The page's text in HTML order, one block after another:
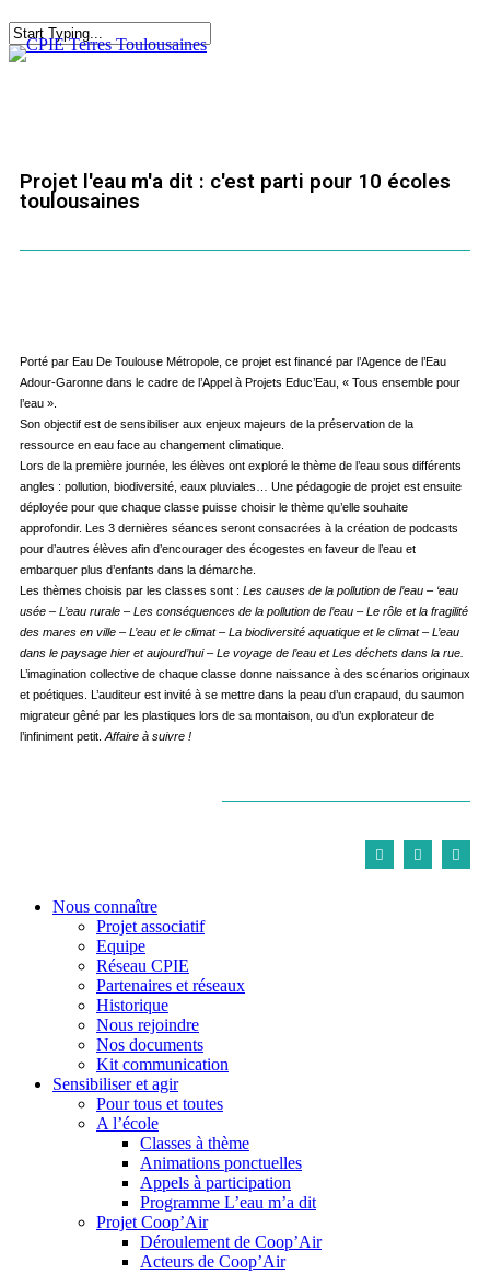
to
main
Projet l'eau m'a dit : c'est parti pour 10 écoles
toulousaines
Porté par Eau De Toulouse Métropole, ce projet est financé par l’Agence de l’Eau
Adour-Garonne dans le cadre de l’Appel à Projets Educ’Eau, « Tous ensemble pour
l’eau ».
Son objectif est de sensibiliser aux enjeux majeurs de la préservation de la
ressource en eau face au changement climatique.
Lors de la première journée, les élèves ont exploré le thème de l’eau sous différents
angles : pollution, biodiversité, eaux pluviales… Une pédagogie de projet est ensuite
déployée pour que chaque classe puisse choisir le thème qu’elle souhaite
approfondir. Les 3 dernières séances seront consacrées à la création de podcasts
pour d’autres élèves afin d’encourager des écogestes en faveur de l’eau et
embarquer plus d’enfants dans la démarche.
Les thèmes choisis par les classes sont : Les causes de la pollution de l’eau – ‘eau
usée – L’eau rurale – Les conséquences de la pollution de l’eau – Le rôle et la fragilité
des mares en ville – L’eau et le climat – La biodiversité aquatique et le climat – L’eau
dans le paysage hier et aujourd’hui – Le voyage de l’eau et Les déchets dans la rue.
L’imagination collective de chaque classe donne naissance à des scénarios originaux
et poétiques. L’auditeur est invité à se mettre dans la peau d’un crapaud, du saumon
migrateur gêné par les plastiques lors de sa montaison, ou d’un explorateur de
l’infiniment petit. Affaire à suivre !
Nous connaître
Projet associatif
Equipe
Réseau CPIE
Partenaires et réseaux
Historique
Nous rejoindre
Nos documents
Kit communication
Sensibiliser et agir
Pour tous et toutes
A l’école
Classes à thème
Animations ponctuelles
Appels à participation
Programme L’eau m’a dit
Projet Coop’Air
Déroulement de Coop’Air
Acteurs de Coop’Air